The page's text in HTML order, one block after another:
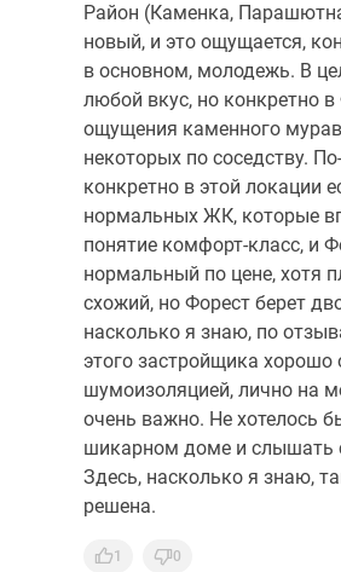
Район (Каменка,
новый, и это ощущается,
в основном, молодежь. В
любой вкус, но конкретно в
ощущения каменного
некоторых по соседству.
конкретно в этой локации
нормальных ЖК, которые
понятие комфорт-класс, и
нормальный по цене, хотя
схожий, но Форест берет
насколько я знаю, по
этого застройщика хорошо
шумоизоляцией, лично на
очень важно. Не хотелось
шикарном доме и слышать
Здесь, насколько я знаю,
решена.
1 0